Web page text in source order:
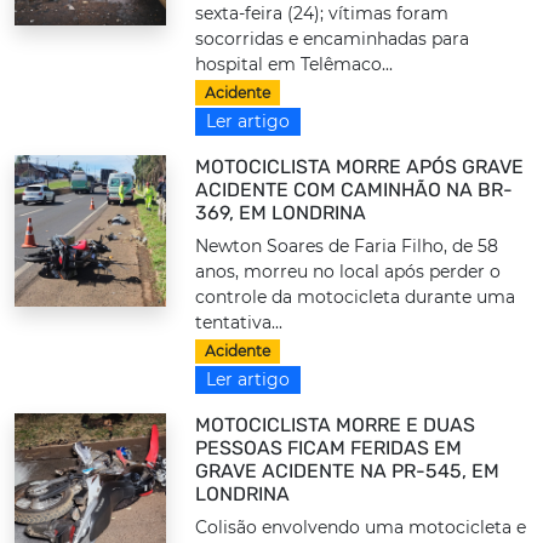
sexta-feira (24); vítimas foram
socorridas e encaminhadas para
hospital em Telêmaco...
Acidente
Ler artigo
MOTOCICLISTA MORRE APÓS GRAVE
ACIDENTE COM CAMINHÃO NA BR-
369, EM LONDRINA
Newton Soares de Faria Filho, de 58
anos, morreu no local após perder o
controle da motocicleta durante uma
tentativa...
Acidente
Ler artigo
MOTOCICLISTA MORRE E DUAS
PESSOAS FICAM FERIDAS EM
GRAVE ACIDENTE NA PR-545, EM
LONDRINA
Colisão envolvendo uma motocicleta e